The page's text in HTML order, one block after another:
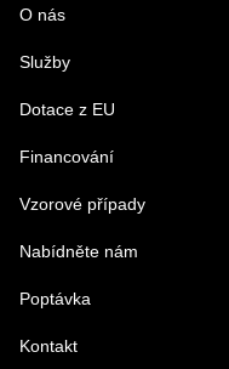
O nás
Služby
Dotace z EU
Financování
Vzorové případy
Nabídněte nám
Poptávka
Kontakt